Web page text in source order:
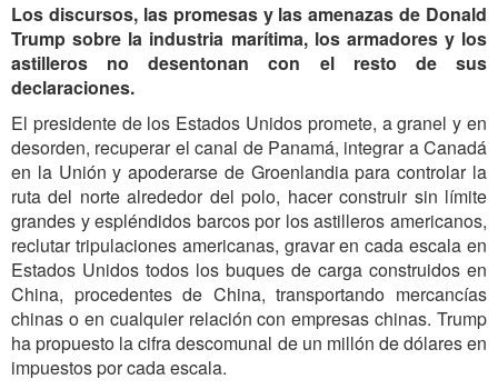
Los discursos, las promesas y las amenazas de Donald
Trump sobre la industria marítima, los armadores y los
astilleros no desentonan con el resto de sus
declaraciones.
El presidente de los Estados Unidos promete, a granel y en
desorden, recuperar el canal de Panamá, integrar a Canadá
en la Unión y apoderarse de Groenlandia para controlar la
ruta del norte alrededor del polo, hacer construir sin límite
grandes y espléndidos barcos por los astilleros americanos,
reclutar tripulaciones americanas, gravar en cada escala en
Estados Unidos todos los buques de carga construidos en
China, procedentes de China, transportando mercancías
chinas o en cualquier relación con empresas chinas. Trump
ha propuesto la cifra descomunal de un millón de dólares en
impuestos por cada escala.